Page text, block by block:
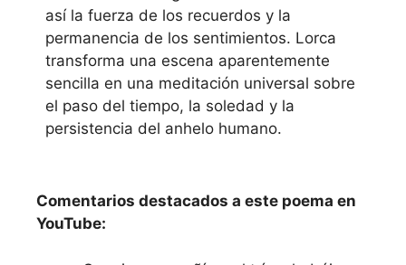
así la fuerza de los recuerdos y la
permanencia de los sentimientos. Lorca
transforma una escena aparentemente
sencilla en una meditación universal sobre
el paso del tiempo, la soledad y la
persistencia del anhelo humano.
Comentarios destacados a este poema en
YouTube: